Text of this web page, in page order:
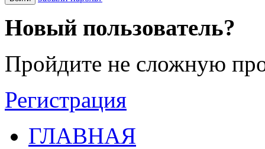
Новый пользователь?
Пройдите не сложную
Регистрация
ГЛАВНАЯ